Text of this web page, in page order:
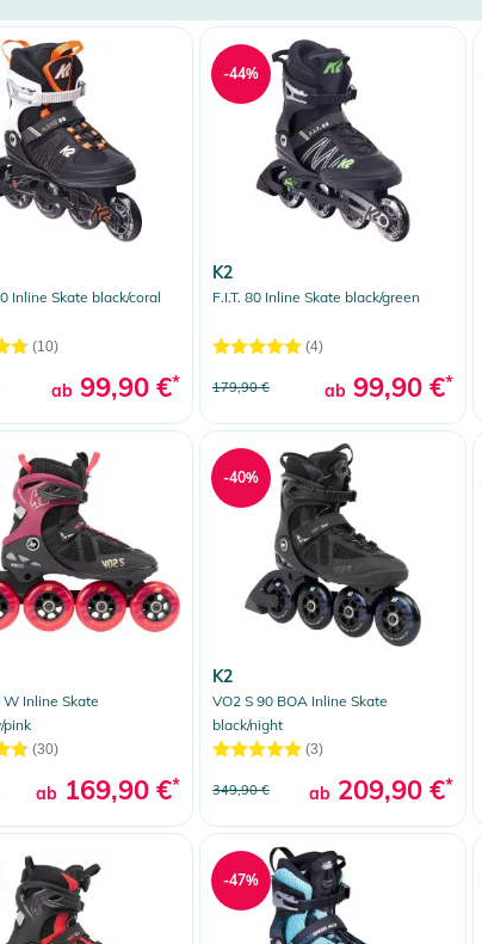
Inline Skate black/coral
(10)
ab 99,90 €*
K2
F.I.T. 80 Inline Skate black/green
(4)
179,90 € ab 99,90 €*
-44%
W Inline Skate
pink
(30)
ab 169,90 €*
K2
VO2 S 90 BOA Inline Skate
black/night
(3)
349,90 € ab 209,90 €*
-40%
-47%